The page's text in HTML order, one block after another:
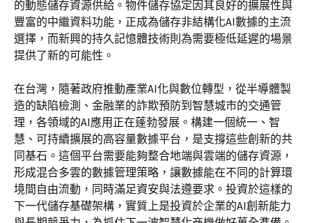
的動態儲存資源供給。物件儲存協定因其良好的擴展性與
豐富的中繼資料功能，正成為儲存非結構化AI數據的主流
選擇，而新興的持久記憶體技術則為需要極低延遲的場景
提供了新的可能性。
在台灣，隨著政府推動產業AI化與數位轉型，從半導體製
造的缺陷檢測、金融業的詐欺預防到智慧城市的交通管
理，各領域的AI應用正在蓬勃發展。構建一個統一、智
慧、可持續擴展的高容量數據平台，是支撐這些創新的共
同基石。這個平台需要能夠整合地端與雲端的儲存資源，
形成混合多雲的數據管理策略，讓數據能在不同的計算環
境間自由流動，同時滿足資安與法遵要求。投資於這樣的
下一代儲存基礎架構，實質上是投資於企業的AI創新能力